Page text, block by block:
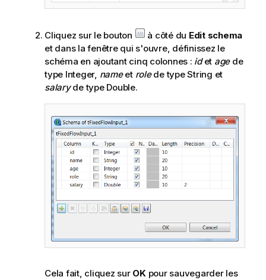
Cliquez sur le bouton à côté du Edit schema
et dans la fenêtre qui s'ouvre, définissez le
schéma en ajoutant cinq colonnes : idet agede
type Integer, nameet rolede type String et
salaryde type Double.
Cela fait, cliquez sur OKpour sauvegarder les